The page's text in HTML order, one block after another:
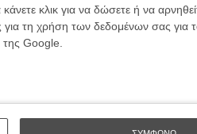
κλικ για να δώσετε ή να
για τη χρήση των δεδομένων σας
Google.
κάθε ηλικίας που
όπου κι αν
ωστόσο μια
Ρόμανεκ, του
Ποτέ»)
Οδύσσεια
The